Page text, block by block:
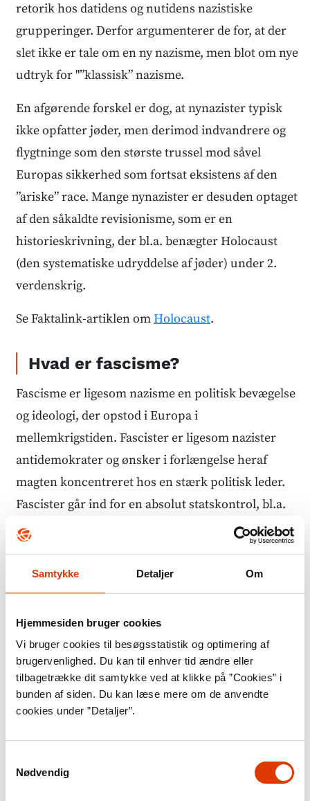
Samtykke Detaljer Om
Hjemmesiden bruger cookies
Vi bruger cookies til besøgsstatistik og optimering af
brugervenlighed. Du kan til enhver tid ændre eller
tilbagetrække dit samtykke ved at klikke på ”Cookies” i
bunden af siden. Du kan læse mere om de anvendte
cookies under ”Detaljer”.
Nødvendig
retorik hos datidens og nutidens nazistiske
grupperinger. Derfor argumenterer de for, at der
slet ikke er tale om en ny nazisme, men blot om nye
udtryk for "”klassisk” nazisme.
En afgørende forskel er dog, at nynazister typisk
ikke opfatter jøder, men derimod indvandrere og
flygtninge som den største trussel mod såvel
Europas sikkerhed som fortsat eksistens af den
”ariske” race. Mange nynazister er desuden optaget
af den såkaldte revisionisme, som er en
historieskrivning, der bl.a. benægter Holocaust
(den systematiske udryddelse af jøder) under 2.
verdenskrig.
Se Faktalink-artiklen omHolocaust.
Hvad er fascisme?
Fascisme er ligesom nazisme en politisk bevægelse
og ideologi, der opstod i Europa i
mellemkrigstiden. Fascister er ligesom nazister
antidemokrater og ønsker i forlængelse heraf
magten koncentreret hos en stærk politisk leder.
Fascister går ind for en absolut statskontrol, bl.a.
skal virksomheder gøres til statsejendom,
samtidigt med at fagforeninger og politiske partier
skal forbydes.
nationalistisk og militant, men den bygger ikke på
racisme, sådan som nazismen gør. Fascister ser
vold som et nødvendigt middel til at opnå og
beholde magten. Censur og fravær af ytringsfrihed
er ligeledes faste elementer i fascistiske samfund.
Fascisme bruges af mange også som et overordnet
begreb for højreekstreme politiske ideologier og
bevægelser, der har en antidemokratisk